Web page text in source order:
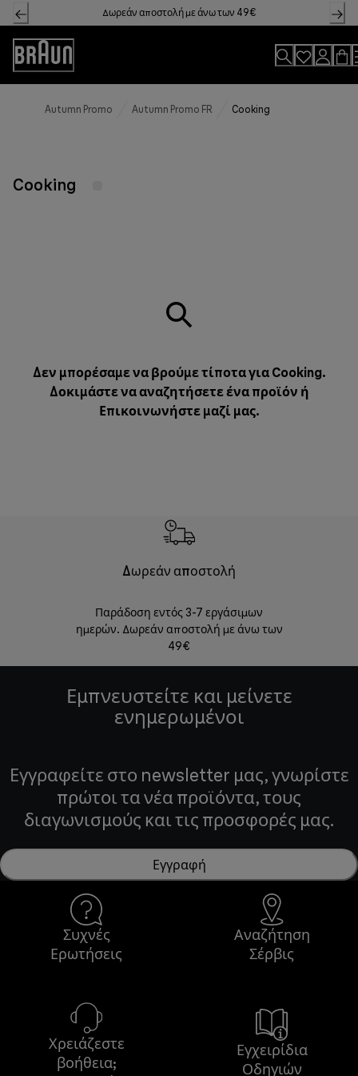
Skip
to
Content
Δωρεάν αποστολή με άνω των 49€
Accessibility
Statement
Autumn Promo Autumn Promo FR Cooking
Cooking
Δεν μπορέσαμε να βρούμε τίποτα για Cooking.
Δοκιμάστε να αναζητήσετε ένα προϊόν ή
Επικοινωνήστε μαζί μας.
Δωρεάν αποστολή
Παράδοση εντός 3-7 εργάσιμων
ημερών. Δωρεάν αποστολή με άνω των
49€
Εμπνευστείτε και μείνετε
ενημερωμένοι
Εγγραφείτε στο newsletter μας, γνωρίστε
πρώτοι τα νέα προϊόντα, τους
διαγωνισμούς και τις προσφορές μας.
Εγγραφή
Συχνές
Ερωτήσεις
Αναζήτηση
Σέρβις
Χρειάζεστε
βοήθεια;
Εγχειρίδια
Οδηγιών